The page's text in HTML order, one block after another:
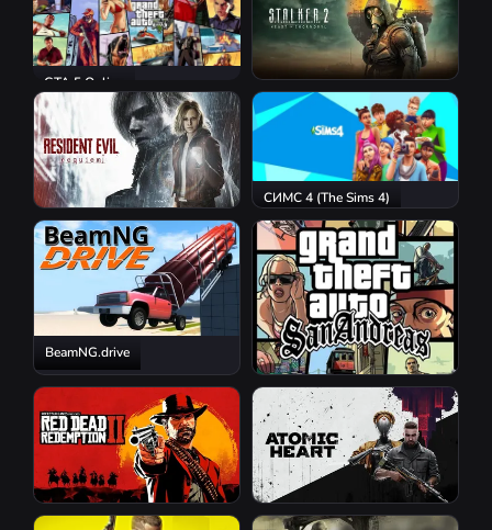
GTA 5 Online
S.T.A.L.K.E.R. 2: Heart of
Chornobyl
Resident Evil Requiem
СИМС 4 (The Sims 4)
BeamNG.drive
GTA San Andreas
Red Dead Redemption 2 Atomic Heart